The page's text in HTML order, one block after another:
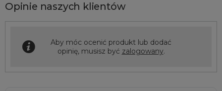
Opinie naszych klientów
Aby móc ocenić produkt lub dodać
opinię, musisz być zalogowany.